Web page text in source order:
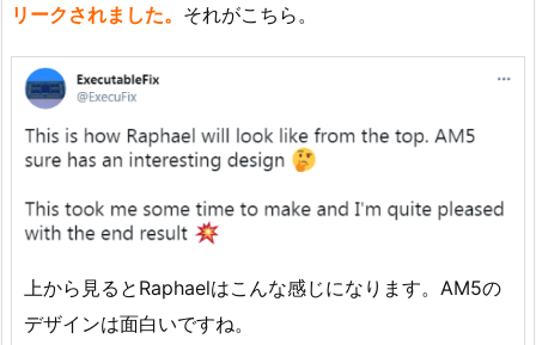
リークされました。 それがこちら。
上から見るとRaphaelはこんな感じになります。AM5の
デザインは面白いですね。